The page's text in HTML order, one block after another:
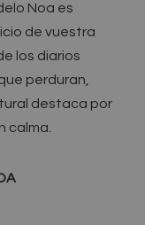
Noa es
de vuestra
los diarios
perduran,
destaca por
calma.